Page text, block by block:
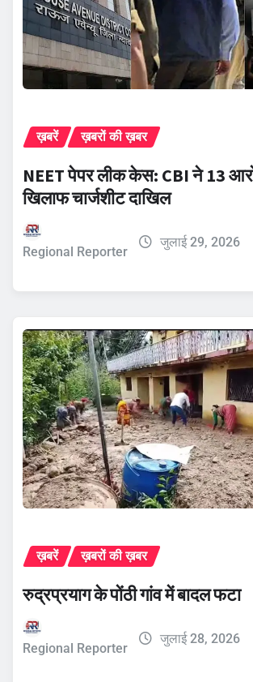
ख़बरें ख़बरों की ख़बर
NEET पेपर लीक केस: CBI ने 13
खिलाफ चार्जशीट दाखिल
Regional Reporter
जुलाई 29, 2026
ख़बरें ख़बरों की ख़बर
रुद्रप्रयाग के पोंठी गांव में बादल फटा
Regional Reporter
जुलाई 28, 2026